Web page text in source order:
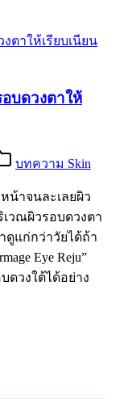
อบดวงตาให้
บทความ Skin
าจนละเลยผิว
วณผิวรอบดวงตา
ดูแก่กว่าวัยได้ถ้า
Eye Reju”
ดวงใต้ได้อย่าง